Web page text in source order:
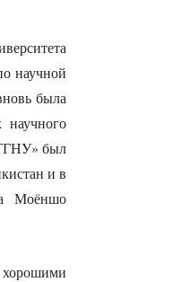
научной
была
научного
был
и в
Моёншо
хорошими